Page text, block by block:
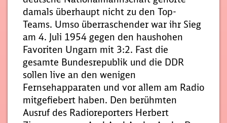
damals überhaupt nicht zu den Top-
Teams. Umso überraschender war ihr Sieg
am 4. Juli 1954 gegen den haushohen
Favoriten Ungarn mit 3:2. Fast die
gesamte Bundesrepublik und die DDR
sollen live an den wenigen
Fernsehapparaten und vor allem am Radio
mitgefiebert haben. Den berühmten
Ausruf des Radioreporters Herbert